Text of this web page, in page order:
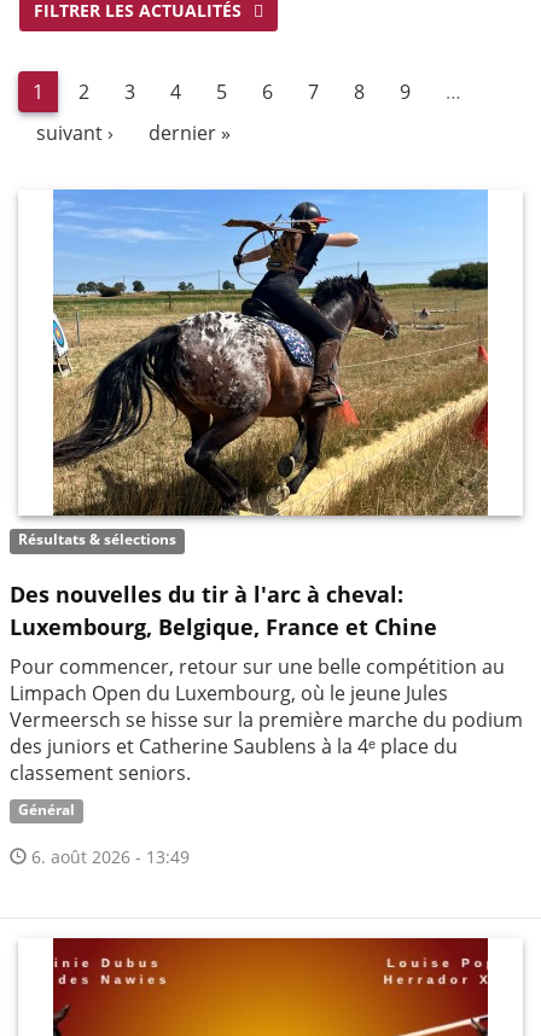
FILTRER LES ACTUALITÉS
1 2 3 4 5 6 7 8 9
…
suivant ›
dernier »
Résultats & sélections
Des nouvelles du tir à l'arc à cheval:
Luxembourg, Belgique, France et Chine
Pour commencer, retour sur une belle compétition au
Limpach Open du Luxembourg, où le jeune Jules
Vermeersch se hisse sur la première marche du podium
des juniors et Catherine Saublens à la 4ᵉ place du
classement seniors.
Général
6. août 2026 - 13:49